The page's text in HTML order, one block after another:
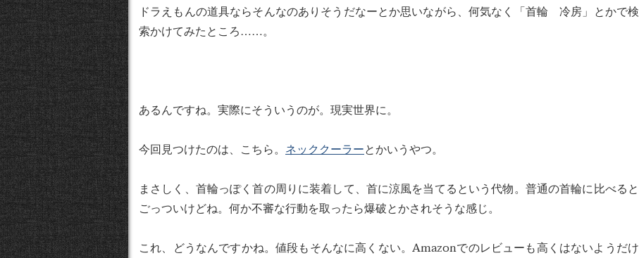
ドラえもんの道具ならそんなのありそうだなーとか思いながら、何気なく「首輪 冷房」とかで検
索かけてみたところ……。
あるんですね。実際にそういうのが。現実世界に。
今回見つけたのは、こちら。 ネッククーラーとかいうやつ。
まさしく、首輪っぽく首の周りに装着して、首に涼風を当てるという代物。普通の首輪に比べると
ごっついけどね。何か不審な行動を取ったら爆破とかされそうな感じ。
これ、どうなんですかね。値段もそんなに高くない。Amazonでのレビューも高くはないようだけ